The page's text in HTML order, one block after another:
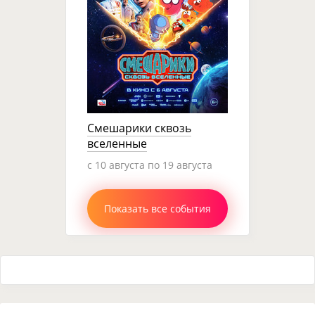
Смешарики сквозь
вселенные
c 10 августа по 19 августа
Показать все события